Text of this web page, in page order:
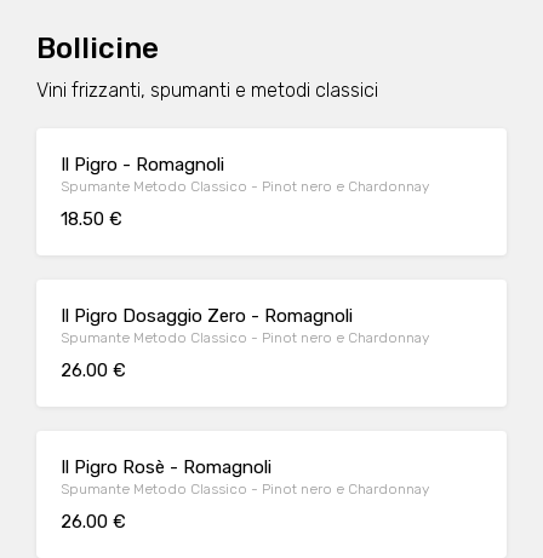
Bollicine
Vini frizzanti, spumanti e metodi classici
Il Pigro - Romagnoli
Spumante Metodo Classico - Pinot nero e Chardonnay
18.50 €
Il Pigro Dosaggio Zero - Romagnoli
Spumante Metodo Classico - Pinot nero e Chardonnay
26.00 €
Il Pigro Rosè - Romagnoli
Spumante Metodo Classico - Pinot nero e Chardonnay
26.00 €